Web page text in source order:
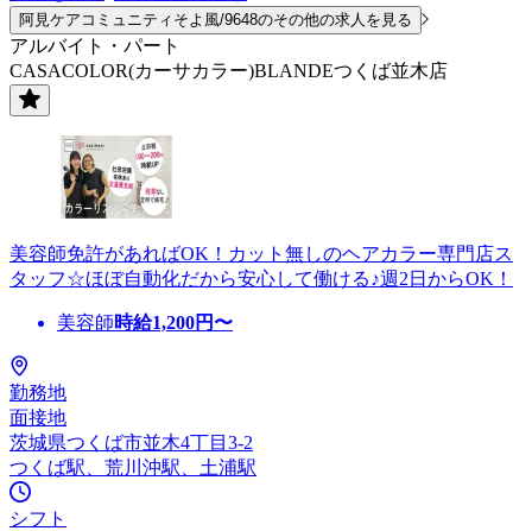
阿見ケアコミュニティそよ風/9648のその他の求人を見る
アルバイト・パート
CASACOLOR(カーサカラー)BLANDEつくば並木店
美容師免許があればOK！カット無しのヘアカラー専門店ス
タッフ☆ほぼ自動化だから安心して働ける♪週2日からOK！
美容師時給1,200円〜
勤務地
面接地
茨城県つくば市並木4丁目3-2
つくば駅、荒川沖駅、土浦駅
シフト